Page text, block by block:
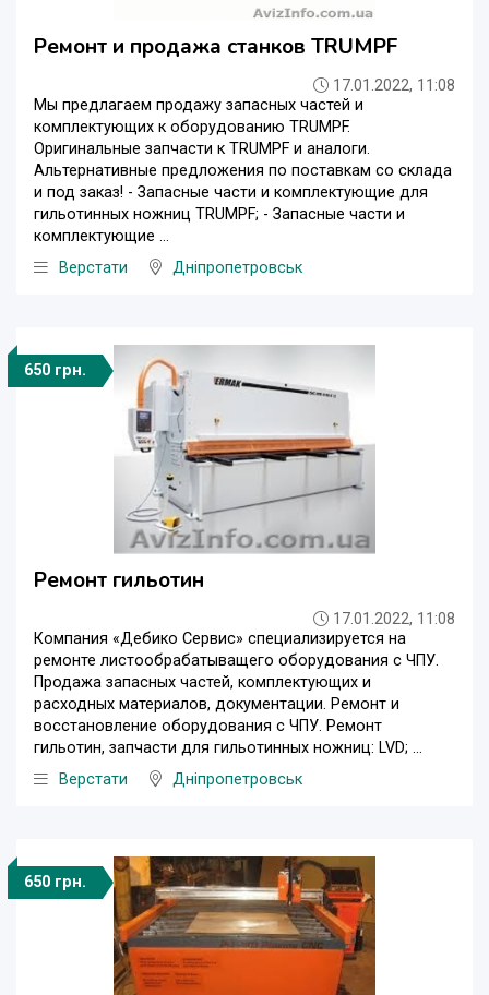
Ремонт и продажа станков TRUMPF
17.01.2022, 11:08
Мы предлагаем продажу запасных частей и
комплектующих к оборудованию TRUMPF.
Оригинальные запчасти к TRUMPF и аналоги.
Альтернативные предложения по поставкам со склада
и под заказ! - Запасные части и комплектующие для
гильотинных ножниц TRUMPF; - Запасные части и
комплектующие ...
Верстати
Дніпропетровськ
650 грн.
Ремонт гильотин
17.01.2022, 11:08
Компания «Дебико Сервис» специализируется на
ремонте листообрабатыващего оборудования с ЧПУ.
Продажа запасных частей, комплектующих и
расходных материалов, документации. Ремонт и
восстановление оборудования с ЧПУ. Ремонт
гильотин, запчасти для гильотинных ножниц: LVD; ...
Верстати
Дніпропетровськ
650 грн.